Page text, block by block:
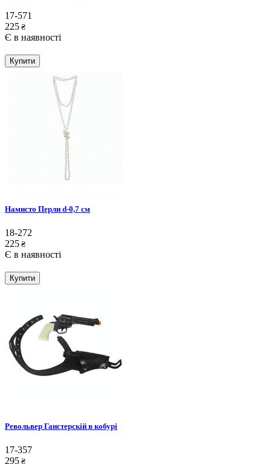
17-571
225 ₴
Є в наявності
Купити
Намисто Перли d-0,7 см
18-272
225 ₴
Є в наявності
Купити
Револьвер Ганстерскій в кобурі
17-357
295 ₴